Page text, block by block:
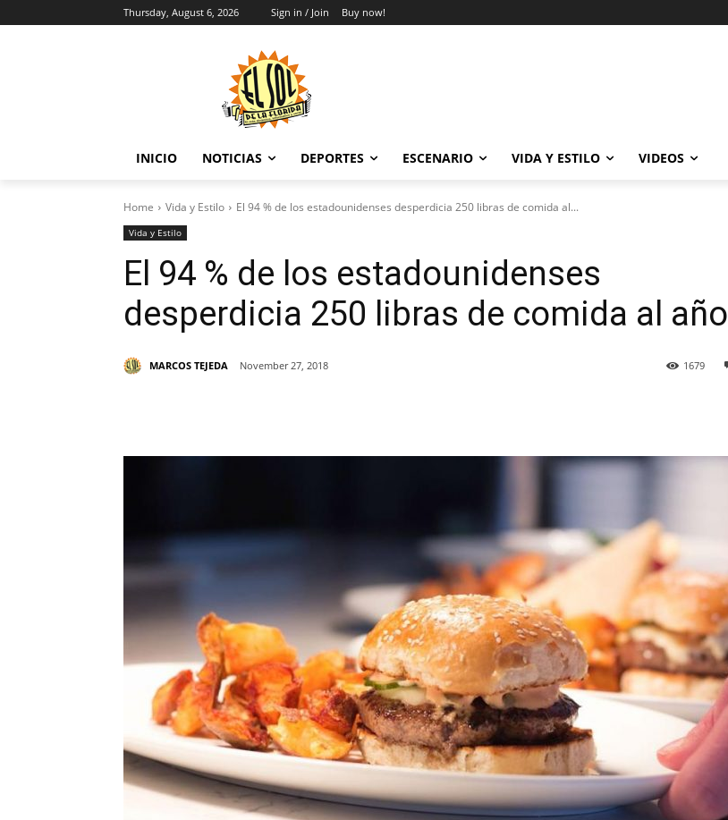
Thursday, August 6, 2026 Sign in / Join Buy now!
INICIO NOTICIAS DEPORTES ESCENARIO VIDA Y ESTILO VIDEOS
Home Vida y Estilo El 94 % de los estadounidenses desperdicia 250 libras de comida al...
Vida y Estilo
El 94 % de los estadounidenses
desperdicia 250 libras de comida al año
MARCOS TEJEDA November 27, 2018 1679